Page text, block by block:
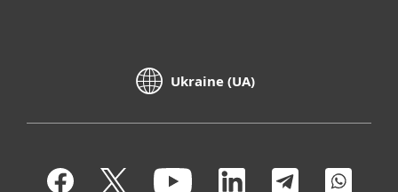
Ukraine (UA)